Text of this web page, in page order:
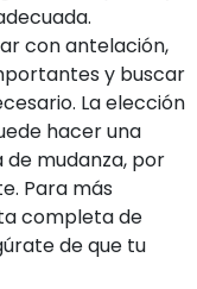
con antelación,
y buscar
La elección
hacer una
mudanza, por
Para más
completa de
de que tu